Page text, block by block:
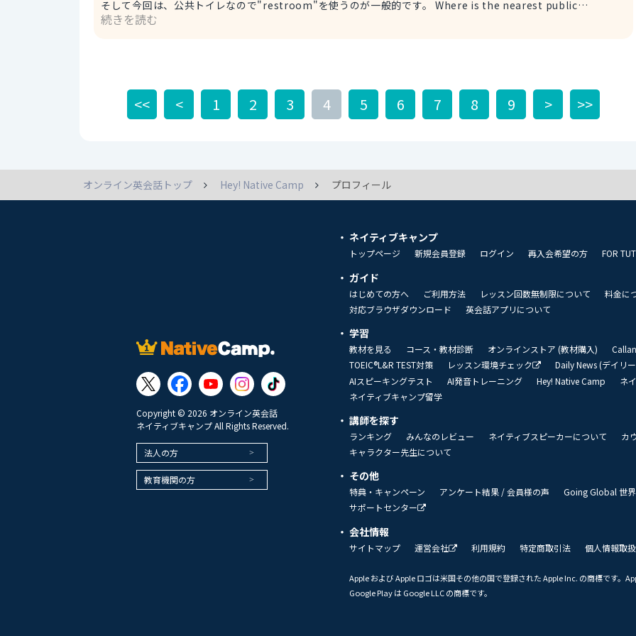
そして今回は、公共トイレなので"restroom"を使うのが一般的です。 Where is the nearest public
restroom? 一番近い公衆トイレはどこですか？ ※the nearest→一番近い Are there any public restroom
続きを読む
<< < 1 2 3 4 5 6 7 8 9 > >>
オンライン英会話トップ Hey! Native Camp プロフィール
Copyright © 2026 オンライン英会話
ネイティブキャンプ All Rights Reserved.
法人の方
教育機関の方
ネイティブキャンプ
トップページ 新規会員登録 ログイン 再入会希望の方 FOR
ガイド
はじめての方へ ご利用方法 レッスン回数無制限について 料金に
対応ブラウザダウンロード
英会話アプリについて
学習
教材を見る コース・教材診断 オンラインストア (教材購入)
TOEIC®L&R TEST対策
レッスン環境チェック Daily News (デイリ
AIスピーキングテスト
AI発音トレーニング Hey! Native Camp ネ
ネイティブキャンプ留学
講師を探す
ランキング みんなのレビュー ネイティブスピーカーについて
カ
キャラクター先生について
その他
特典・キャンペーン アンケート結果 / 会員様の声 Going Global 世
サポートセンター
会社情報
サイトマップ 運営会社 利用規約 特定商取引法 個人情報取
Apple および Apple ロゴは米国その他の国で登録された Apple Inc. の商標です。
Google Play は Google LLC の商標です。